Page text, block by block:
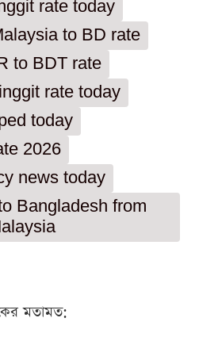
rate today
to BD rate
to BDT rate
rate today
today
2026
news today
Bangladesh from
মতামত: